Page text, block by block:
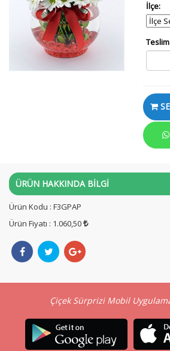
İlçe:
ÜRÜN HAKKINDA BİLGİ
Ürün Kodu : F3GPAP
Ürün Fiyatı : 1.060,50
Çiçek Sürprizi Mobil